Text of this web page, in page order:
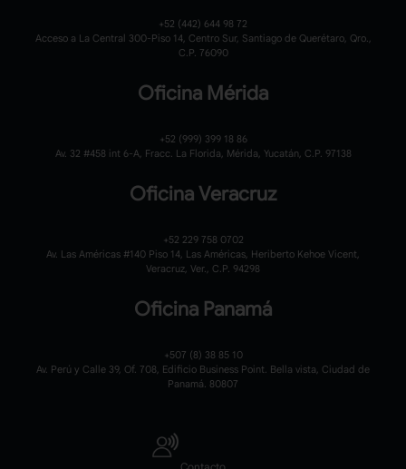
+52 (442) 644 98 72
Acceso a La Central 300-Piso 14, Centro Sur, Santiago de Querétaro, Qro.,
C.P. 76090
Oficina Mérida
+52 (999) 399 18 86
Av. 32 #458 int 6-A, Fracc. La Florida, Mérida, Yucatán, C.P. 97138
Oficina Veracruz
+52 229 758 0702
Av. Las Américas #140 Piso 14, Las Américas, Heriberto Kehoe Vicent,
Veracruz, Ver., C.P. 94298
Oficina Panamá
+507 (8) 38 85 10
Av. Perú y Calle 39, Of. 708, Edificio Business Point. Bella vista, Ciudad de
Panamá. 80807